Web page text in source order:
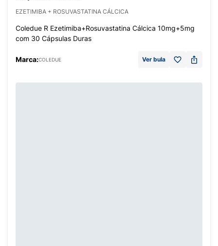
EZETIMIBA + ROSUVASTATINA CÁLCICA
Coledue R Ezetimiba+Rosuvastatina Cálcica 10mg+5mg
com 30 Cápsulas Duras
Marca:COLEDUE Ver bula